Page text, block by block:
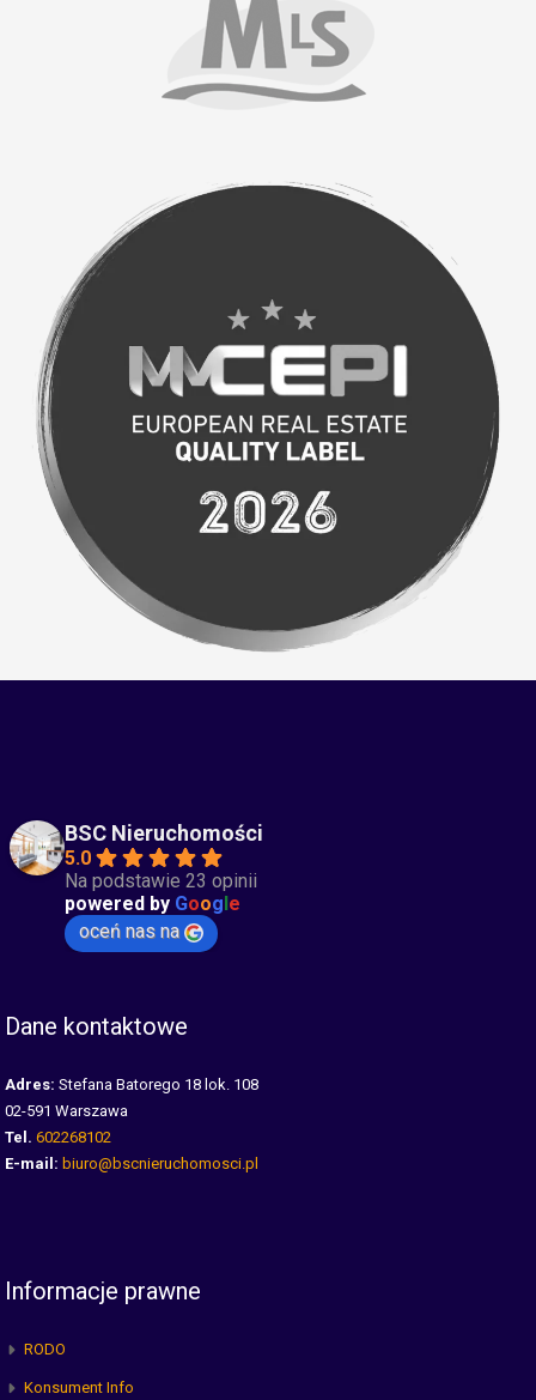
BSC Nieruchomości
5.0
Na podstawie 23 opinii
powered by Google
oceń nas na
Dane kontaktowe
Adres: Stefana Batorego 18 lok. 108
02-591 Warszawa
Tel. 602268102
E-mail: biuro@bscnieruchomosci.pl
Informacje prawne
RODO
Konsument Info